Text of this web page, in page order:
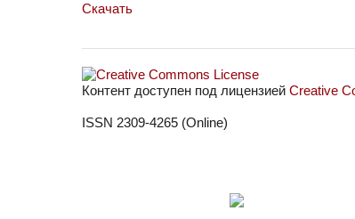
Скачать
Контент доступен под лицензией Creative
ISSN 2309-4265 (Online)